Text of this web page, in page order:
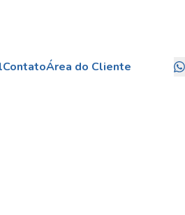
ContatoÁrea do Cliente